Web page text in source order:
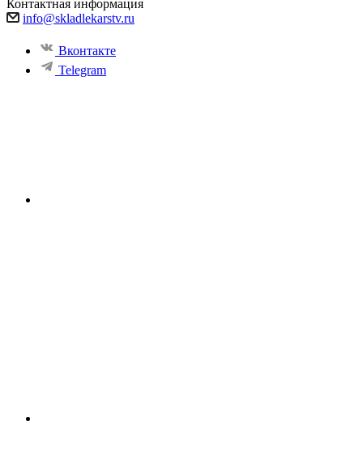
Контактная информация
info@skladlekarstv.ru
Вконтакте
Telegram